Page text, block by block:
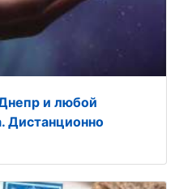
и любой
Дистанционно